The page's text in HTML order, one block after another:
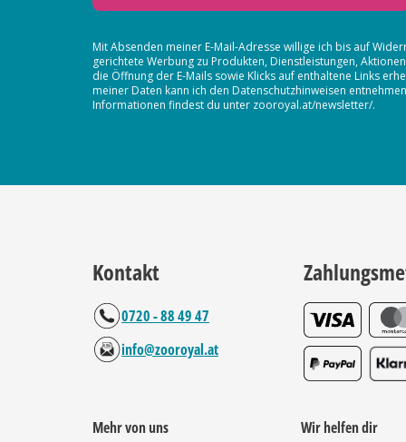
Mit Absenden meiner E-Mail-Adresse willige ich bis auf
gerichtete Werbung zu Produkten, Dienstleistungen,
die Öffnung der E-Mails sowie Klicks auf enthaltene Links
meiner Daten kann ich den Datenschutzhinweisen
Informationen findest du unter zooroyal.at/newsletter/.
Kontakt
0720 - 88 49 47
info@zooroyal.at
Mehr von uns Wir helfen dir